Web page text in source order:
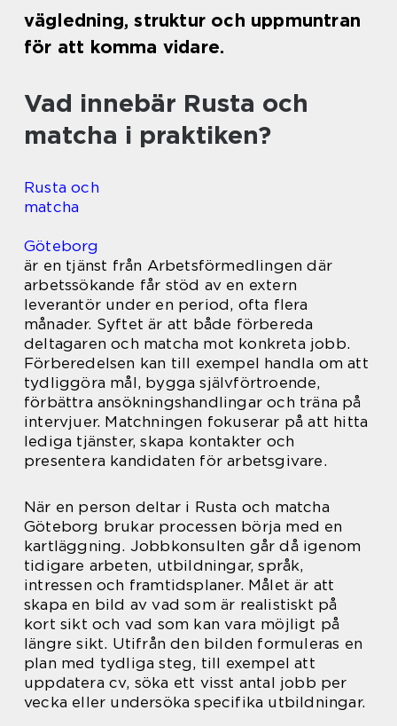
vägledning, struktur och uppmuntran
för att komma vidare.
Vad innebär Rusta och
matcha i praktiken?
Rusta och
matcha
Göteborg
är en tjänst från Arbetsförmedlingen där
arbetssökande får stöd av en extern
leverantör under en period, ofta flera
månader. Syftet är att både förbereda
deltagaren och matcha mot konkreta jobb.
Förberedelsen kan till exempel handla om att
tydliggöra mål, bygga självförtroende,
förbättra ansökningshandlingar och träna på
intervjuer. Matchningen fokuserar på att hitta
lediga tjänster, skapa kontakter och
presentera kandidaten för arbetsgivare.
När en person deltar i Rusta och matcha
Göteborg brukar processen börja med en
kartläggning. Jobbkonsulten går då igenom
tidigare arbeten, utbildningar, språk,
intressen och framtidsplaner. Målet är att
skapa en bild av vad som är realistiskt på
kort sikt och vad som kan vara möjligt på
längre sikt. Utifrån den bilden formuleras en
plan med tydliga steg, till exempel att
uppdatera cv, söka ett visst antal jobb per
vecka eller undersöka specifika utbildningar.